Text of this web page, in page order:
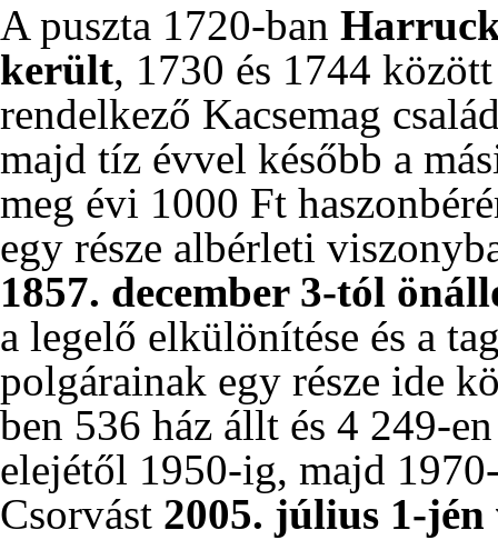
A puszta 1720-ban
került, 1730 és 1744
rendelkező Kacsemag
majd tíz évvel később a
meg évi 1000 Ft
egy része albérleti
1857. december 3-tól
a legelő elkülönítése és a
polgárainak egy része ide
ben 536 ház állt és 4 249-
elejétől 1950-ig, majd
Csorvást 2005. július 1-jén